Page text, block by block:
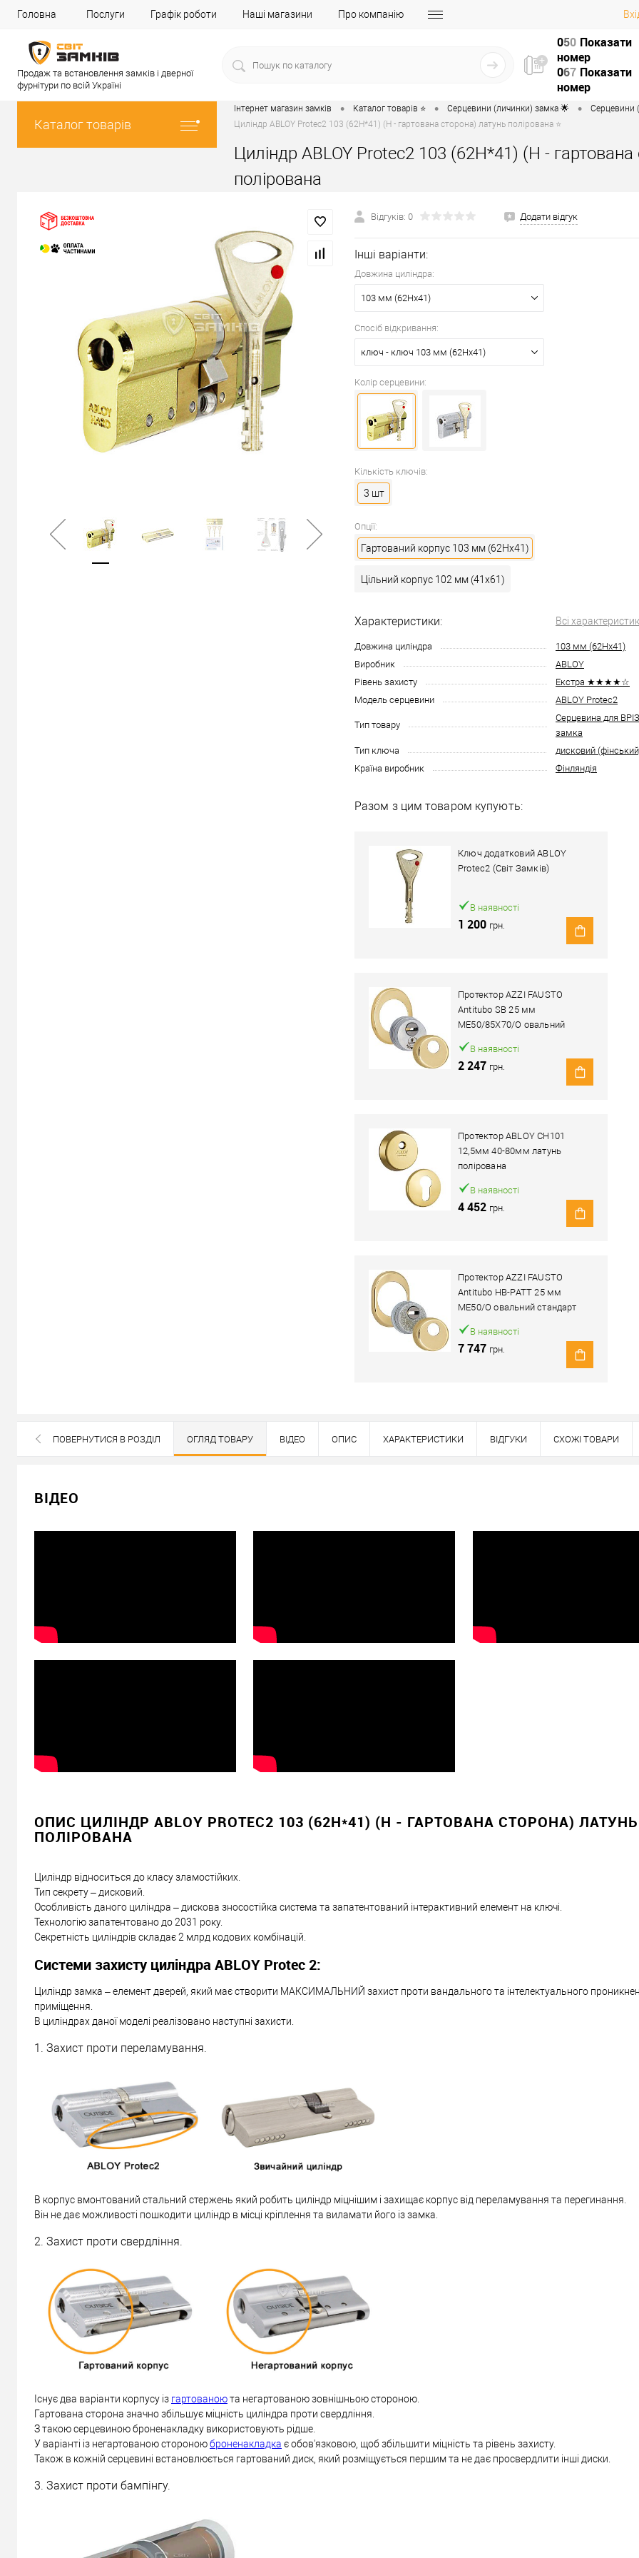
Головна Послуги Графік роботи Наші магазини Про компанію
Продаж та встановлення замків і дверної
фурнітури по всій Україні
050 Показати
номер
067 Показати
номер
Каталог товарів
Інтернет магазин замків • Каталог товарів ⭐ • Серцевини (личинки) замка 🌟 • Серцевини
Циліндр ABLOY Protec2 103 (62H*41) (H - гартована сторона) латунь полірована ⭐
Циліндр ABLOY Protec2 103 (62H*41) (H -
полірована
Відгуків: 0 Додати відгук
Інші варіанти:
Довжина циліндра:
103 мм (62Hx41)
Спосіб відкривання:
ключ - ключ 103 мм (62Hx41)
Колір серцевини:
Кількість ключів:
3 шт
Опції:
Гартований корпус 103 мм (62Hx41)
Цільний корпус 102 мм (41x61)
Характеристики: Всі
Довжина циліндра
103 мм (62Hx41)
Виробник
ABLOY
Рівень захисту
Екстра ★★★★☆
Модель серцевини
ABLOY Protec2
Тип товару
Серцевина для
замка
Тип ключа
дисковий
Країна виробник
Фінляндія
Разом з цим товаром купують:
Ключ додатковий ABLOY
Protec2 (Світ Замків)
В наявності
1 200 грн.
Протектор AZZI FAUSTO
Antitubo SB 25 мм
ME50/85X70/O овальний
широкий латунь полірована
В наявності
2 247 грн.
Протектор ABLOY CH101
12,5мм 40-80мм латунь
полірована
В наявності
4 452 грн.
Протектор AZZI FAUSTO
Antitubo HB-PATT 25 мм
ME50/O овальний стандарт
латунь полірована
В наявності
7 747 грн.
В наявності
Наявність в роздрібних магазинах
Оплата
Доставка серцевин від 4000 грн здійснюється безкоштовно
ПОВЕРНУТИСЯ В РОЗДІЛ ОГЛЯД ТОВАРУ ВІДЕО ОПИС ХАРАКТЕРИСТИКИ ВІДГУКИ СХОЖІ ТОВАРИ
ВІДЕО
ОПИС ЦИЛІНДР ABLOY PROTEC2 103 (62H*41) (H - ГАРТОВАНА СТОРОНА) ЛАТУНЬ
ПОЛІРОВАНА
Циліндр відноситься до класу зламостійких.
Тип секрету – дисковий.
Особливість даного циліндра – дискова зносостійка система та запатентований інтерактивний елемент на ключі.
Технологію запатентовано до 2031 року.
Секретність циліндрів складає 2 млрд кодових комбінацій.
Системи захисту циліндра ABLOY Protec 2:
Циліндр замка – елемент дверей, який має створити МАКСИМАЛЬНИЙ захист проти вандального та інтелектуального
приміщення.
В циліндрах даної моделі реалізовано наступні захисти.
1. Захист проти переламування.
В корпус вмонтований стальний стержень який робить циліндр міцнішим і захищає корпус від переламування та перегинання.
Він не дає можливості пошкодити циліндр в місці кріплення та виламати його із замка.
2. Захист проти свердління.
Існує два варіанти корпусу із гартованоюта негартованою зовнішньою стороною.
Гартована сторона значно збільшує міцність циліндра проти свердління.
З такою серцевиною броненакладку використовують рідше.
У варіанті із негартованою стороноюброненакладка є обов'язковою, щоб збільшити міцність та рівень захисту.
Також в кожній серцевині встановлюється гартований диск, який розміщується першим та не дає просвердлити інші диски.
3. Захист проти бампінгу.